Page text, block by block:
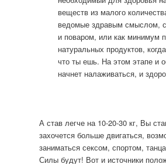
веществ из малого
ведомые здравым смыслом,
и поваром, или как минимум
натуральных продуктов,
что ты ешь. На этом этапе и
начнет налаживаться, и
А став легче на 10-20-30 кг, Вы
захочется больше двигаться,
заниматься сексом, спортом,
Силы будут! Вот и источники